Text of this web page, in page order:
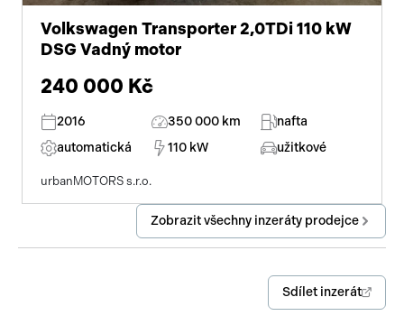
Volkswagen Transporter 2,0TDi 110 kW
DSG Vadný motor
240 000 Kč
2016 350 000 km
nafta
automatická
110 kW užitkové
urbanMOTORS s.r.o.
Zobrazit všechny inzeráty prodejce
Sdílet inzerát